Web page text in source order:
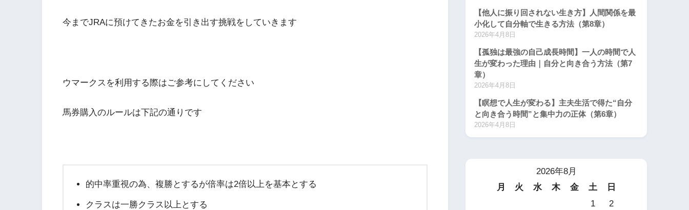
今までJRAに預けてきたお金を引き出す挑戦をしていきます
ウマークスを利用する際はご参考にしてください
馬券購入のルールは下記の通りです
的中率重視の為、複勝とするが倍率は2倍以上を基本とする
クラスは一勝クラス以上とする
【他人に振り回されない生き方】人間関係を最
小化して自分軸で生きる方法（第8章）
2026年4月8日
【孤独は最強の自己成長時間】一人の時間で人
生が変わった理由｜自分と向き合う方法（第7
章）
2026年4月8日
【瞑想で人生が変わる】主夫生活で得た“自分
と向き合う時間”と集中力の正体（第6章）
2026年4月8日
2026年8月
月
火 水 木 金 土
日
1
2